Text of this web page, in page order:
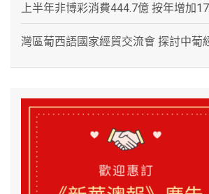
上半年非博彩消費444.7億 按年增加
灣區葡西語國家經貿交流會 探討中葡